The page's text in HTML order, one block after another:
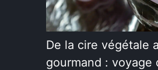
De la cire végétale
gourmand : voyage